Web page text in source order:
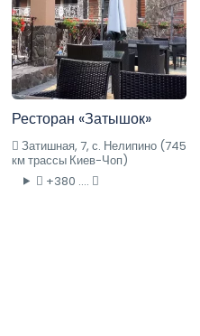
Ресторан «Затышок»
Затишная, 7, с. Нелипино (745
км трассы Киев-Чоп)
+380 ....